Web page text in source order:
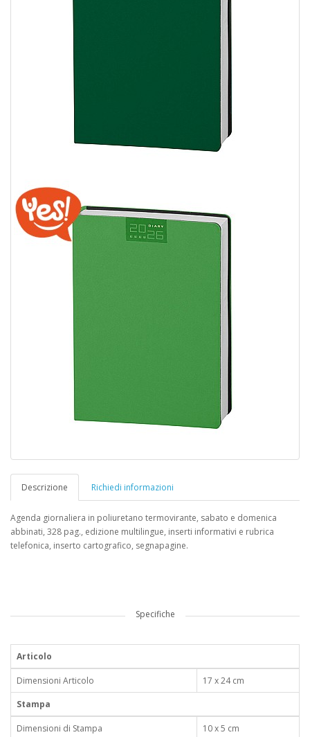
Descrizione Richiedi informazioni
Agenda giornaliera in poliuretano termovirante, sabato e domenica
abbinati, 328 pag., edizione multilingue, inserti informativi e rubrica
telefonica, inserto cartografico, segnapagine.
Specifiche
Articolo
Dimensioni Articolo
17 x 24 cm
Stampa
Dimensioni di Stampa
10 x 5 cm